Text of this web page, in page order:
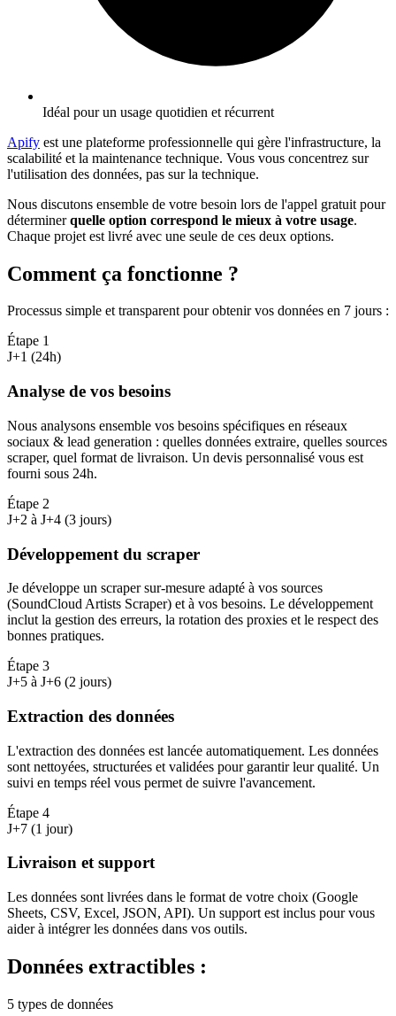
Idéal pour un usage quotidien et récurrent
Apify est une plateforme professionnelle qui gère l'infrastructure, la
scalabilité et la maintenance technique. Vous vous concentrez sur
l'utilisation des données, pas sur la technique.
Nous discutons ensemble de votre besoin lors de l'appel gratuit pour
déterminerquelle option correspond le mieux à votre usage.
Chaque projet est livré avec une seule de ces deux options.
Comment ça fonctionne ?
Processus simple et transparent pour obtenir vos données en 7 jours :
Étape 1
J+1 (24h)
Analyse de vos besoins
Nous analysons ensemble vos besoins spécifiques en réseaux
sociaux & lead generation : quelles données extraire, quelles sources
scraper, quel format de livraison. Un devis personnalisé vous est
fourni sous 24h.
Étape 2
J+2 à J+4 (3 jours)
Développement du scraper
Je développe un scraper sur-mesure adapté à vos sources
(SoundCloud Artists Scraper) et à vos besoins. Le développement
inclut la gestion des erreurs, la rotation des proxies et le respect des
bonnes pratiques.
Étape 3
J+5 à J+6 (2 jours)
Extraction des données
L'extraction des données est lancée automatiquement. Les données
sont nettoyées, structurées et validées pour garantir leur qualité. Un
suivi en temps réel vous permet de suivre l'avancement.
Étape 4
J+7 (1 jour)
Livraison et support
Les données sont livrées dans le format de votre choix (Google
Sheets, CSV, Excel, JSON, API). Un support est inclus pour vous
aider à intégrer les données dans vos outils.
Données extractibles :
5 types de données